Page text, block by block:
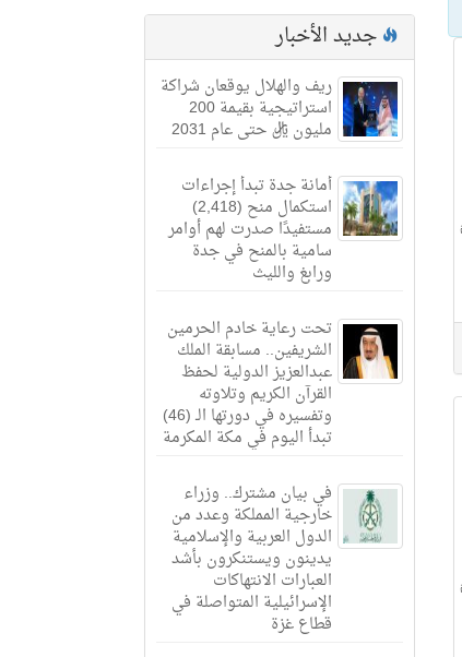
جديد الأخبار
ريف والهلال يوقعان شراكة
استراتيجية بقيمة 200
مليون ريال حتى عام 2031
أمانة جدة تبدأ إجراءات
استكمال منح (2,418)
مستفيدًا صدرت لهم أوامر
سامية بالمنح في جدة
ورابغ والليث
تحت رعاية خادم الحرمين
الشريفين.. مسابقة الملك
عبدالعزيز الدولية لحفظ
القرآن الكريم وتلاوته
وتفسيره في دورتها الـ (46)
تبدأ اليوم في مكة المكرمة
في بيان مشترك.. وزراء
خارجية المملكة وعدد من
الدول العربية والإسلامية
يدينون ويستنكرون بأشد
العبارات الانتهاكات
الإسرائيلية المتواصلة في
قطاع غزة